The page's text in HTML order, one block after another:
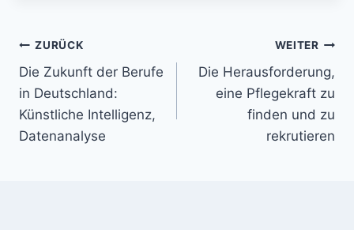
Beitragsnavigation
ZURÜCK
Die Zukunft der Berufe
in Deutschland:
Künstliche Intelligenz,
Datenanalyse
WEITER
Die Herausforderung,
eine Pflegekraft zu
finden und zu
rekrutieren